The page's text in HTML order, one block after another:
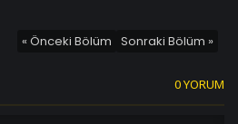
« Önceki Bölüm Sonraki Bölüm »
0 YORUM